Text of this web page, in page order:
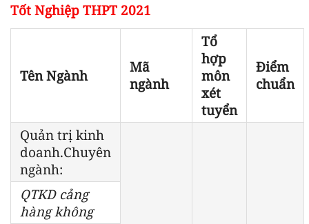
Tốt Nghiệp THPT 2021
Tên Ngành
Mã
ngành
Tổ
hợp
môn
xét
tuyển
Điểm
chuẩn
Quản trị kinh
doanh.Chuyên
ngành:
QTKD cảng
hàng không